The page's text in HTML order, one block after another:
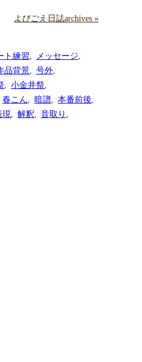
よびごえ日誌archives »
ト練習
メッセージ
品背景
号外
小金井祭
春こん 暗譜
本番前後
現 解釈 音取り